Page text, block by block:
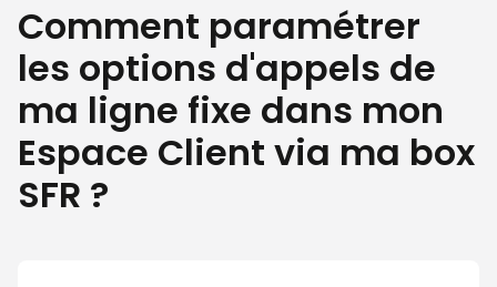
Comment paramétrer
les options d'appels de
ma ligne fixe dans mon
Espace Client via ma box
SFR ?